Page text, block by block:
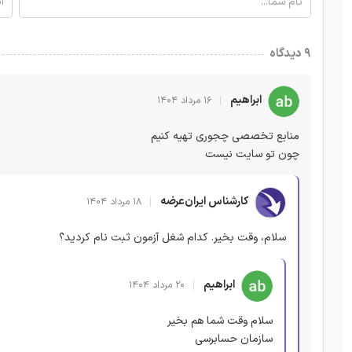
۹ دیدگاه
ابراهیم ۱۶ مرداد ۱۴۰۴
منابع تخصصی چجوری تهیه کنیم
چون تو سایت نیست
کارشناس ایران‌عرضه ۱۸ مرداد ۱۴۰۴
سلام، وقت بخیر. کدام شغل آزمون ثبت نام کردید؟
ابراهیم ۲۰ مرداد ۱۴۰۴
سلام وقت شما هم بخیر
سازمان حسابرسی